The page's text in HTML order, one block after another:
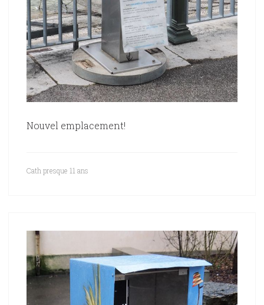
Nouvel emplacement!
Cath presque 11 ans